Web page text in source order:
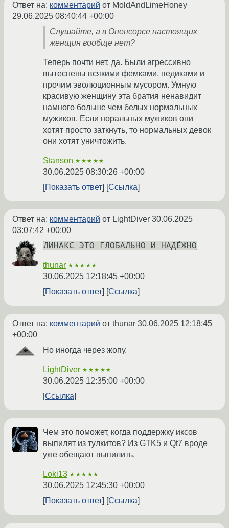
Ответ на: комментарий от MoldAndLimeHoney
29.06.2025 08:40:44 +00:00
Слушайте, а в Опенсорсе настоящих
женщин вообще нет?
Теперь почти нет, да. Были агрессивно
вытеснены всякими фемками, педиками и
прочим эволюционным мусором. Умную
красивую женщину эта братия ненавидит
намного больше чем белых нормальных
мужиков. Если норальных мужиков они
хотят просто заткнуть, то нормальных девок
они хотят уничтожить.
Stanson ★★★★★
30.06.2025 08:30:26 +00:00
Показать ответ
Ссылка
Ответ на: комментарий от LightDiver 30.06.2025
03:07:42 +00:00
ЛИНАКС ЭТО ГЛОБАЛЬНО И НАДЁЖНО
thunar ★★★★★
30.06.2025 12:18:45 +00:00
Показать ответ
Ссылка
Ответ на: комментарий от thunar 30.06.2025 12:18:45
+00:00
Но иногда через жопу.
LightDiver ★★★★★
30.06.2025 12:35:00 +00:00
Ссылка
Чем это поможет, когда поддержку иксов
выпилят из тулкитов? Из GTK5 и Qt7 вроде
уже обещают выпилить.
Loki13 ★★★★★
30.06.2025 12:45:30 +00:00
Показать ответ
Ссылка